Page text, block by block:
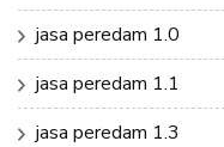
jasa peredam 1.0
jasa peredam 1.1
jasa peredam 1.3